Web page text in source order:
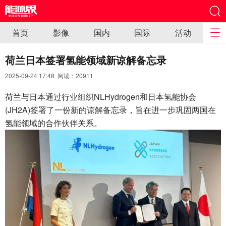
首页 影像 国内 国际 活动
荷兰日本签署氢能领域新谅解备忘录
2025-09-24 17:48 阅读： 20911
荷兰与日本通过行业组织NLHydrogen和日本氢能协会
(JH2A)签署了一份新的谅解备忘录，旨在进一步巩固两国在
氢能领域的合作伙伴关系。